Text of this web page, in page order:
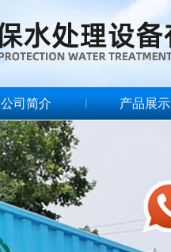
公司简介 产品展示